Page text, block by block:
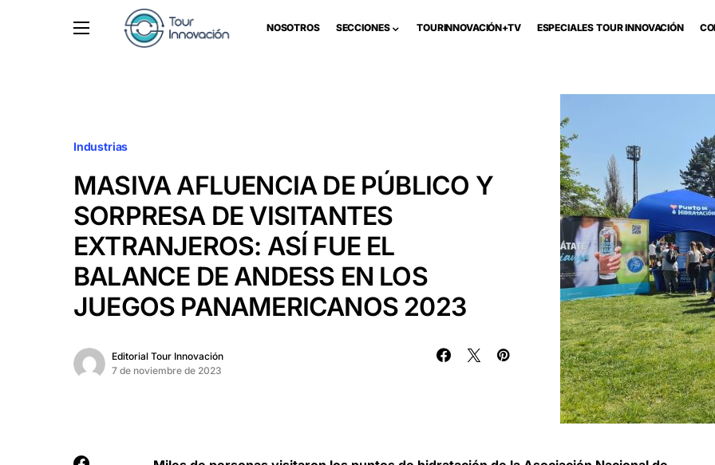
NOSOTROS SECCIONES TOURINNOVACIÓN+TV ESPECIALES TOUR INNOVACIÓN
Industrias
MASIVA AFLUENCIA DE PÚBLICO Y
SORPRESA DE VISITANTES
EXTRANJEROS: ASÍ FUE EL
BALANCE DE ANDESS EN LOS
JUEGOS PANAMERICANOS 2023
Editorial Tour Innovación
7 de noviembre de 2023